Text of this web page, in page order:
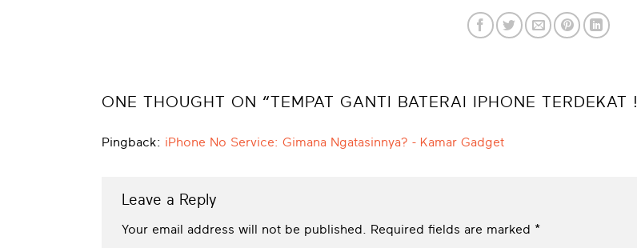
ONE THOUGHT ON “TEMPAT GANTI BATERAI IPHONE TERDEKAT !
Pingback: iPhone No Service: Gimana Ngatasinnya? - Kamar Gadget
Leave a Reply
Your email address will not be published. Required fields are marked *